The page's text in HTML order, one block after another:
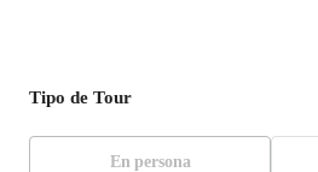
Tipo de Tour
En persona